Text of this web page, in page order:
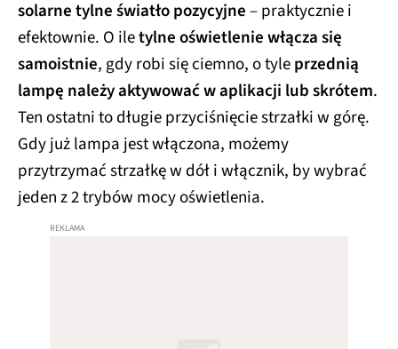
solarne tylne światło pozycyjne– praktycznie i
efektownie. O iletylne oświetlenie włącza się
samoistnie, gdy robi się ciemno, o tyleprzednią
lampę należy aktywować w aplikacji lub skrótem.
Ten ostatni to długie przyciśnięcie strzałki w górę.
Gdy już lampa jest włączona, możemy
przytrzymać strzałkę w dół i włącznik, by wybrać
jeden z 2 trybów mocy oświetlenia.